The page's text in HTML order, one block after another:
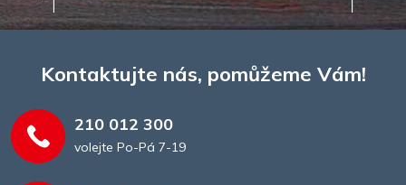
Kontaktujte nás, pomůžeme Vám!
210 012 300
volejte Po-Pá 7-19